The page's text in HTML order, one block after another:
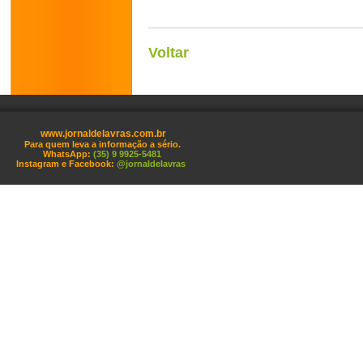
Voltar
www.jornaldelavras.com.br
Para quem leva a informação a sério.
WhatsApp: (35) 9 9925-5481
Instagram e Facebook: @jornaldelavras